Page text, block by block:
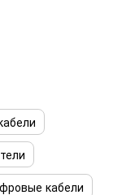
кабели